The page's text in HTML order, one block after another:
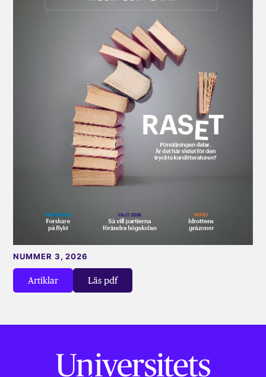
Artiklar Läs pdf
NUMMER 3, 2026